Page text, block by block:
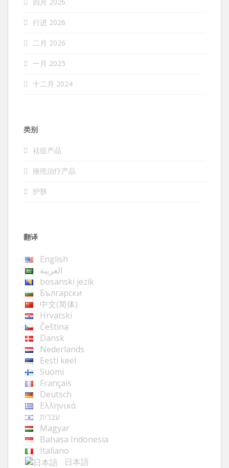
行进 2026
二月 2026
一月 2025
十二月 2024
类别
祛痘产品
痤疮治疗产品
护肤
翻译
English
العربية
bosanski jezik
Български
中文(简体)
Hrvatski
Čeština
Dansk
Nederlands
Eesti keel
Suomi
Français
Deutsch
Ελληνικά
עברית
Magyar
Bahasa Indonesia
Italiano
日本語